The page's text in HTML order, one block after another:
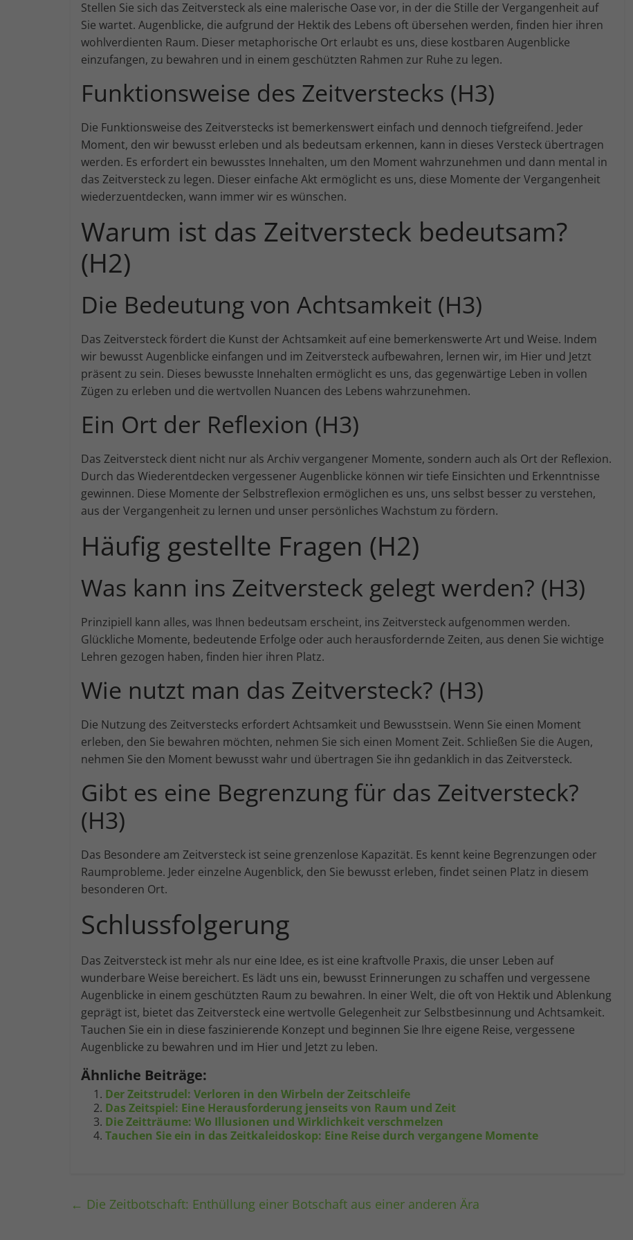
Stellen Sie sich das Zeitversteck als eine malerische Oase vor, in der die Stille der Vergangenheit auf
Sie wartet. Augenblicke, die aufgrund der Hektik des Lebens oft übersehen werden, finden hier ihren
wohlverdienten Raum. Dieser metaphorische Ort erlaubt es uns, diese kostbaren Augenblicke
einzufangen, zu bewahren und in einem geschützten Rahmen zur Ruhe zu legen.
Funktionsweise des Zeitverstecks (H3)
Die Funktionsweise des Zeitverstecks ist bemerkenswert einfach und dennoch tiefgreifend. Jeder
Moment, den wir bewusst erleben und als bedeutsam erkennen, kann in dieses Versteck übertragen
werden. Es erfordert ein bewusstes Innehalten, um den Moment wahrzunehmen und dann mental in
das Zeitversteck zu legen. Dieser einfache Akt ermöglicht es uns, diese Momente der Vergangenheit
wiederzuentdecken, wann immer wir es wünschen.
Warum ist das Zeitversteck bedeutsam?
(H2)
Die Bedeutung von Achtsamkeit (H3)
Das Zeitversteck fördert die Kunst der Achtsamkeit auf eine bemerkenswerte Art und Weise. Indem
wir bewusst Augenblicke einfangen und im Zeitversteck aufbewahren, lernen wir, im Hier und Jetzt
präsent zu sein. Dieses bewusste Innehalten ermöglicht es uns, das gegenwärtige Leben in vollen
Zügen zu erleben und die wertvollen Nuancen des Lebens wahrzunehmen.
Ein Ort der Reflexion (H3)
Das Zeitversteck dient nicht nur als Archiv vergangener Momente, sondern auch als Ort der Reflexion.
Durch das Wiederentdecken vergessener Augenblicke können wir tiefe Einsichten und Erkenntnisse
gewinnen. Diese Momente der Selbstreflexion ermöglichen es uns, uns selbst besser zu verstehen,
aus der Vergangenheit zu lernen und unser persönliches Wachstum zu fördern.
Häufig gestellte Fragen (H2)
Was kann ins Zeitversteck gelegt werden? (H3)
Prinzipiell kann alles, was Ihnen bedeutsam erscheint, ins Zeitversteck aufgenommen werden.
Glückliche Momente, bedeutende Erfolge oder auch herausfordernde Zeiten, aus denen Sie wichtige
Lehren gezogen haben, finden hier ihren Platz.
Wie nutzt man das Zeitversteck? (H3)
Die Nutzung des Zeitverstecks erfordert Achtsamkeit und Bewusstsein. Wenn Sie einen Moment
erleben, den Sie bewahren möchten, nehmen Sie sich einen Moment Zeit. Schließen Sie die Augen,
nehmen Sie den Moment bewusst wahr und übertragen Sie ihn gedanklich in das Zeitversteck.
Gibt es eine Begrenzung für das Zeitversteck?
(H3)
Das Besondere am Zeitversteck ist seine grenzenlose Kapazität. Es kennt keine Begrenzungen oder
Raumprobleme. Jeder einzelne Augenblick, den Sie bewusst erleben, findet seinen Platz in diesem
besonderen Ort.
Schlussfolgerung
Das Zeitversteck ist mehr als nur eine Idee, es ist eine kraftvolle Praxis, die unser Leben auf
wunderbare Weise bereichert. Es lädt uns ein, bewusst Erinnerungen zu schaffen und vergessene
Augenblicke in einem geschützten Raum zu bewahren. In einer Welt, die oft von Hektik und Ablenkung
geprägt ist, bietet das Zeitversteck eine wertvolle Gelegenheit zur Selbstbesinnung und Achtsamkeit.
Tauchen Sie ein in diese faszinierende Konzept und beginnen Sie Ihre eigene Reise, vergessene
Augenblicke zu bewahren und im Hier und Jetzt zu leben.
Ähnliche Beiträge:
Der Zeitstrudel: Verloren in den Wirbeln der Zeitschleife
Das Zeitspiel: Eine Herausforderung jenseits von Raum und Zeit
Die Zeitträume: Wo Illusionen und Wirklichkeit verschmelzen
Tauchen Sie ein in das Zeitkaleidoskop: Eine Reise durch vergangene Momente
← Die Zeitbotschaft: Enthüllung einer Botschaft aus einer anderen Ära
Marketing-Cookies werden von Drittanbietern oder
Publishern verwendet, um personalisierte Werbung
anzuzeigen. Sie tun dies, indem sie Besucher über
Websites hinweg verfolgen.
Cookie-Informationen anzeigen
Externe Medien (7)
Inhalte von Videoplattformen und Social-Media-Plattformen
werden standardmäßig blockiert. Wenn Cookies von
externen Medien akzeptiert werden, bedarf der Zugriff auf
diese Inhalte keiner manuellen Einwilligung mehr.
Cookie-Informationen anzeigen